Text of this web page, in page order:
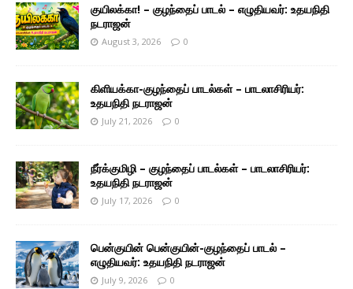
குயிலக்கா! – குழந்தைப் பாடல் – எழுதியவர்: உதயநிதி
நடராஜன்
August 3, 2026 0
கிளியக்கா-குழந்தைப் பாடல்கள் – பாடலாசிரியர்:
உதயநிதி நடராஜன்
July 21, 2026 0
நீர்க்குமிழி – குழந்தைப் பாடல்கள் – பாடலாசிரியர்:
உதயநிதி நடராஜன்
July 17, 2026 0
பென்குயின் பென்குயின்-குழந்தைப் பாடல் –
எழுதியவர்: உதயநிதி நடராஜன்
July 9, 2026 0